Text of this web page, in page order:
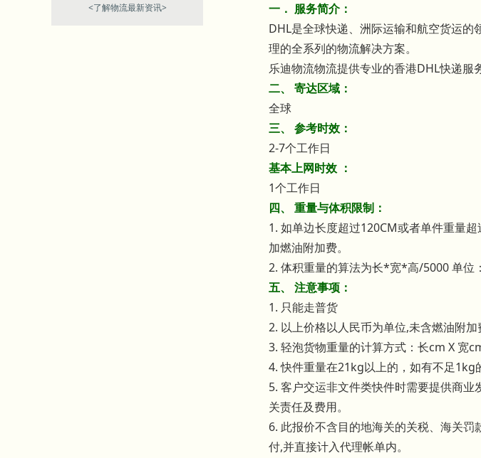
<了解物流最新资讯>
一． 服务简介：
DHL是全球快递、洲际运输和航空货运
理的全系列的物流解决方案。
乐迪物流物流提供专业的香港DHL快递服
二、 寄达区域：
全球
三、 参考时效：
2-7个工作日
基本上网时效 ：
1个工作日
四、 重量与体积限制：
1. 如单边长度超过120CM或者单件重量
加燃油附加费。
2. 体积重量的算法为长*宽*高/5000 单位
五、 注意事项：
1. 只能走普货
2. 以上价格以人民币为单位,未含燃油附加
3. 轻泡货物重量的计算方式：长cm X 宽
4. 快件重量在21kg以上的，如有不足1kg
5. 客户交运非文件类快件时需要提供商
关责任及费用。
6. 此报价不含目的地海关的关税、海关
付,并直接计入代理帐单内。